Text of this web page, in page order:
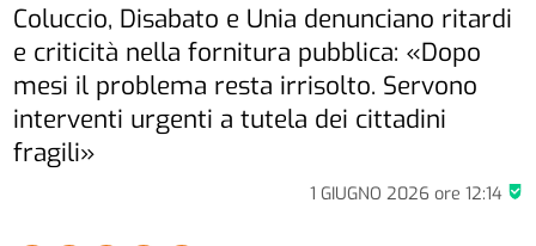
1 GIUGNO 2026 ore 12:14
Coluccio, Disabato e Unia denunciano ritardi
e criticità nella fornitura pubblica: «Dopo
mesi il problema resta irrisolto. Servono
interventi urgenti a tutela dei cittadini
fragili»